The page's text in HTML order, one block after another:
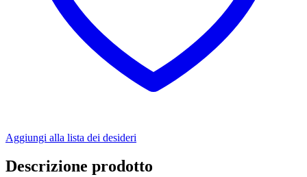
Aggiungi alla lista dei desideri
Descrizione prodotto